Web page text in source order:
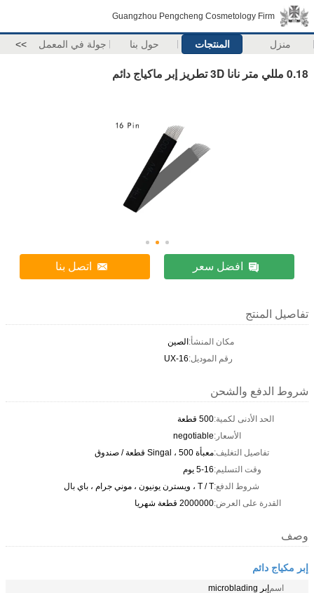
Guangzhou Pengcheng Cosmetology Firm
منزل المنتجات حول بنا جولة في المعمل >>
0.18 مللي متر نانا 3D تطريز إبر ماكياج دائم
افضل سعر اتصل بنا
تفاصيل المنتج
مكان المنشأ:الصين
رقم الموديل:UX-16
شروط الدفع والشحن
الحد الأدنى لكمية:500 قطعة
الأسعار:negotiable
تفاصيل التغليف:معبأة Singal ، 500 قطعة / صندوق
وقت التسليم:5-16 يوم
شروط الدفع:T / T ، ويسترن يونيون ، موني جرام ، باي بال
القدرة على العرض:2000000 قطعة شهريا
وصف
إبر مكياج دائم
اسمإبر microblading